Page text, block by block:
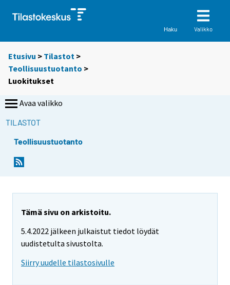
Haku Valikko
Etusivu > Tilastot >
Teollisuustuotanto >
Luokitukset
Avaa valikko
TILASTOT
Teollisuustuotanto
Tämä sivu on arkistoitu.
5.4.2022 jälkeen julkaistut tiedot löydät
uudistetulta sivustolta.
Siirry uudelle tilastosivulle